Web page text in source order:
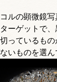
ルの顕微鏡写
ーゲットで
っているも
いものを選ん